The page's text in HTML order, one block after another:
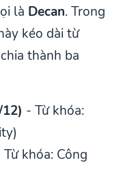
là Decan. Trong
kéo dài từ
thành ba
- Từ khóa:
Từ khóa: Công